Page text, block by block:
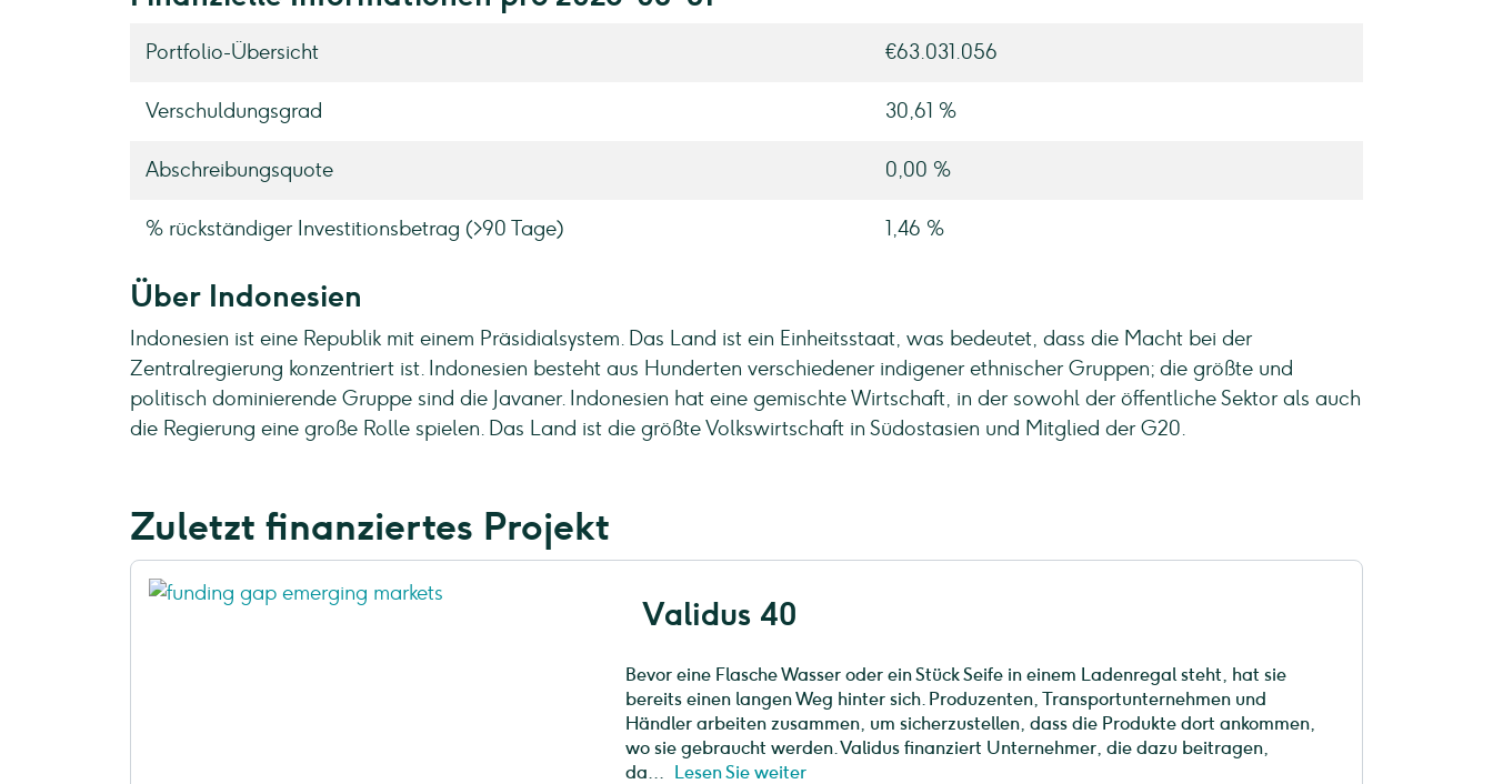
Portfolio-Übersicht €63.031.056
Verschuldungsgrad 30,61 %
Abschreibungsquote 0,00 %
% rückständiger Investitionsbetrag (>90 Tage) 1,46 %
Über Indonesien
Indonesien ist eine Republik mit einem Präsidialsystem. Das Land ist ein Einheitsstaat, was bedeutet, dass die Macht bei der
Zentralregierung konzentriert ist. Indonesien besteht aus Hunderten verschiedener indigener ethnischer Gruppen; die größte und
politisch dominierende Gruppe sind die Javaner. Indonesien hat eine gemischte Wirtschaft, in der sowohl der öffentliche Sektor als auch
die Regierung eine große Rolle spielen. Das Land ist die größte Volkswirtschaft in Südostasien und Mitglied der G20.
Zuletzt finanziertes Projekt
Validus 40
Bevor eine Flasche Wasser oder ein Stück Seife in einem Ladenregal steht, hat sie
bereits einen langen Weg hinter sich. Produzenten, Transportunternehmen und
Händler arbeiten zusammen, um sicherzustellen, dass die Produkte dort ankommen,
wo sie gebraucht werden. Validus finanziert Unternehmer, die dazu beitragen,
da... Lesen Sie weiter